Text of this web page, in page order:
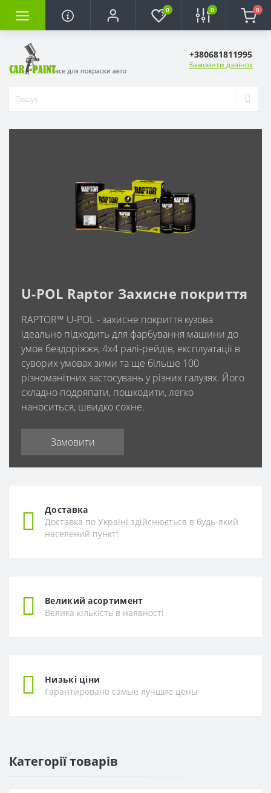
0 0 0
+380681811995
Замовити дзвінок
U-POL Raptor Захисне покриття
RAPTOR™ U-POL - захисне покриття кузова
ідеально підходить для фарбування машини до
умов бездоріжжя, 4х4 ралі-рейдів, експлуатації в
суворих умовах зими та ще більше 100
різноманітних застосувань у різних галузях. Його
складно подряпати, пошкодити, легко
наноситься, швидко сохне.
Замовити
Доставка
Доставка по Україні здійснюється в будь-який
населений пункт!
Великий асортимент
Велика кількість в наявності
Низькі ціни
Гарантировано самые лучшие цены
Категорії товарів